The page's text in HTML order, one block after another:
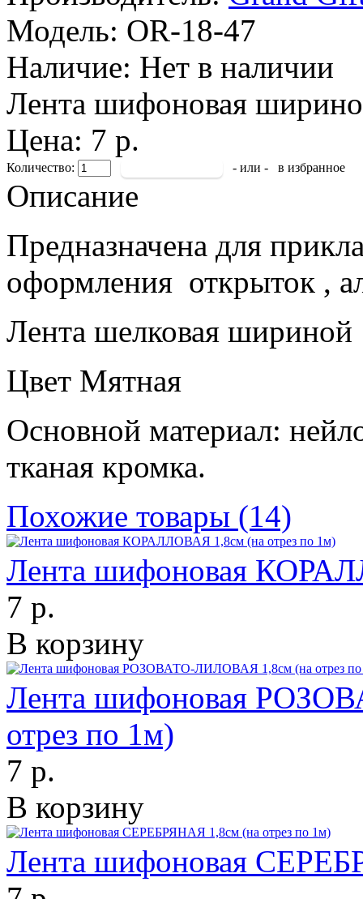
Модель: OR-18-47
Наличие: Нет в наличии
Лента шифоновая
Цена: 7 р.
Количество: - или - в избранное
Описание
Предназначена для
оформления открыток ,
Лента шелковая
Цвет Мятная
Основной материал:
тканая кромка.
Похожие товары (14)
Лента шифоновая
7 р.
В корзину
Лента шифоновая
отрез по 1м)
7 р.
В корзину
Лента шифоновая